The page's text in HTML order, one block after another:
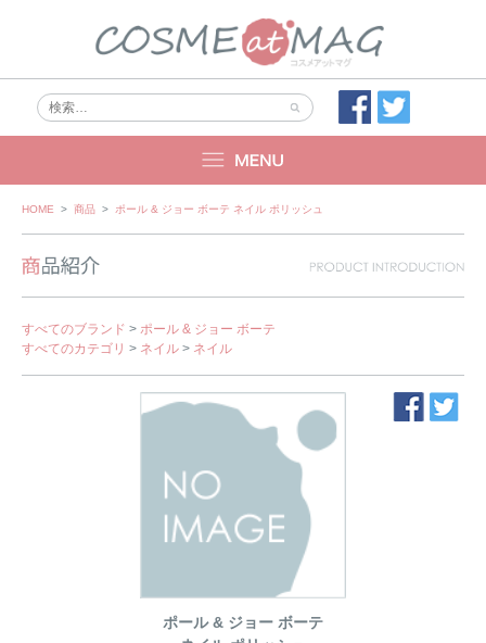
Skip
HOME > 商品 > ポール & ジョー ボーテ ネイル ポリッシュ
すべてのブランド > ポール & ジョー ボーテ
すべてのカテゴリ > ネイル > ネイル
ポール & ジョー ボーテ